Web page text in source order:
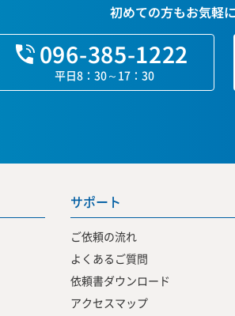
初めての方もお気軽
096-385-1222
平日8：30～17：30
サポート
ご依頼の流れ
よくあるご質問
依頼書ダウンロード
アクセスマップ